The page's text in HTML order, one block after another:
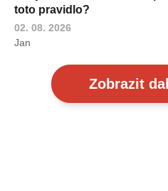
toto pravidlo?
02. 08. 2026
Jan
Zobrazit